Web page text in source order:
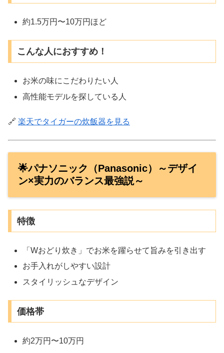
約1.5万円〜10万円ほど
こんな人におすすめ！
お米の味にこだわりたい人
高性能モデルを探している人
🔗 楽天でタイガーの炊飯器を見る
🌟パナソニック（Panasonic）～デザイ
ン×実力のバランス最強説～
特徴
「Wおどり炊き」でお米を躍らせて旨みを引き出す
お手入れがしやすい設計
スタイリッシュなデザイン
価格帯
約2万円〜10万円